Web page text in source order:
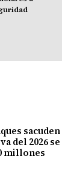
sacuden
del 2026 se
millones